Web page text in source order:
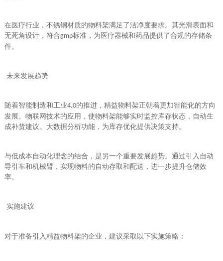
在医疗行业，不锈钢材质的物料架满足了洁净度要求。其光滑表面和
无死角设计，符合gmp标准，为医疗器械和药品提供了合规的存储条
件。
未来发展趋势
随着智能制造和工业4.0的推进，精益物料架正朝着更加智能化的方向
发展。物联网技术的应用，使物料架能够实时监控库存状态，自动生
成补货建议。大数据分析功能，为库存优化提供决策支持。
与低成本自动化理念的结合，是另一个重要发展趋势。通过引入自动
导引车和机械臂，实现物料的自动存取和配送，进一步提升仓储效
率。
实施建议
对于准备引入精益物料架的企业，建议采取以下实施策略：